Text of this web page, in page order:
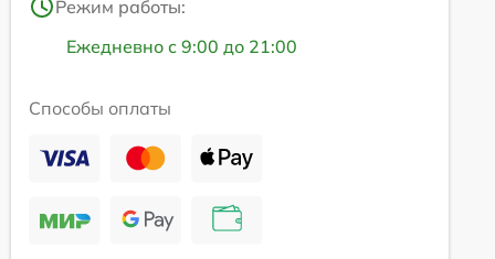
Режим работы:
Ежедневно с 9:00 до 21:00
Способы оплаты